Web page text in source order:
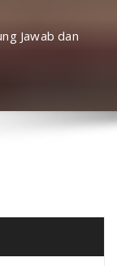
Jawab dan